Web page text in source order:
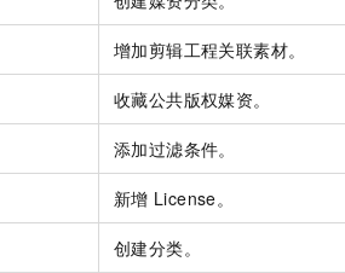
增加剪辑工程关联素材。
收藏公共版权媒资。
添加过滤条件。
新增 License。
创建分类。
建
平台百炼-应用模版
的应用模版和解决方案
务平台百炼-智能体
地构建企业级 Agent
大模型原
Qoder HOT
，Qwen/Meoo/TokenPlan 客户专享
智能客服
自动承接线索
统
SUSE
建站小程序
模板建站
科研合作